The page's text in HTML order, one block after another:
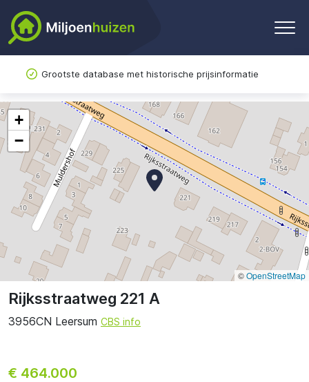
Grootste database met historische prijsinformatie
Rijksstraatweg 221 A
3956CN Leersum CBS info
€ 464.000
+
−
©OpenStreetMap